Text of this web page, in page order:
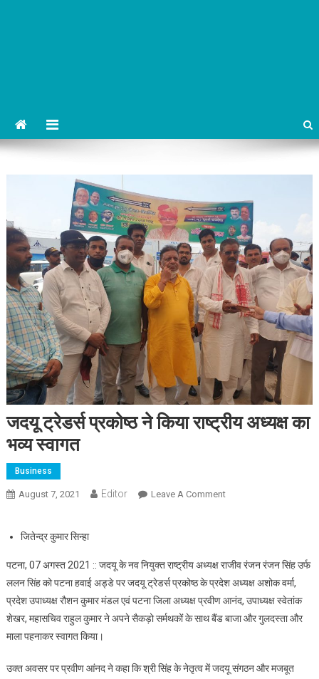
जदयू ट्रेडर्स प्रकोष्ठ ने किया राष्ट्रीय अध्यक्ष का
भव्य स्वागत
Business
August 7, 2021 Editor Leave A CommentOn जदयू ट्रेडर्स प्रकोष्ठ ने
जितेन्द्र कुमार सिन्हा
पटना, 07 अगस्त 2021 :: जदयू के नव नियुक्त राष्ट्रीय अध्यक्ष राजीव रंजन रंजन सिंह उर्फ
ललन सिंह को पटना हवाई अड्डे पर जदयू ट्रेडर्स प्रकोष्ठ के प्रदेश अध्यक्ष अशोक वर्मा,
प्रदेश उपाध्यक्ष रौशन कुमार मंडल एवं पटना जिला अध्यक्ष प्रवीण आनंद, उपाध्यक्ष स्वेतांक
शेखर, महासचिव राहुल कुमार ने अपने सैकड़ो सर्मथकों के साथ बैंड बाजा और गुलदस्ता और
माला पहनाकर स्वागत किया।
उक्त अवसर पर प्रवीण आंनद ने कहा कि श्री सिंह के नेतृत्व में जदयू संगठन और मजबूत